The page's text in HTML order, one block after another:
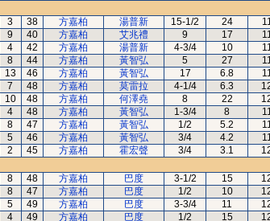
3 38 方嘉柏 湯普新 15-1/2 24
9 40 方嘉柏 艾兆禮 9 17
4 42 方嘉柏 湯普新 4-3/4 10
8 44 方嘉柏 黃智弘 5 27
13 46 方嘉柏 黃智弘 17 6.8
7 48 方嘉柏 莫雷拉 4-1/4 6.3
10 48 方嘉柏 何澤堯 8 22
4 48 方嘉柏 黃智弘 1-3/4 8
8 47 方嘉柏 黃智弘 1/2 5.2
5 46 方嘉柏 黃智弘 3/4 4.2
2 45 方嘉柏 霍宏聲 3/4 3.1
8 48 方嘉柏 巴度 3-1/2 15
8 47 方嘉柏 巴度 1/2 10
5 49 方嘉柏 巴度 3-3/4 11
4 49 方嘉柏 巴度 1/2 15